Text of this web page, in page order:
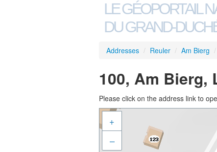
LE GÉOPORTAIL
DU GRAND-
Addresses / Reuler / Am Bierg /
100, Am Bierg,
Please click on the address link to
+
–